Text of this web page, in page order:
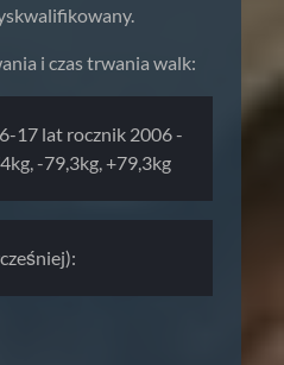
i czas trwania walk:
17 lat rocznik 2006 -
-79,3kg, +79,3kg